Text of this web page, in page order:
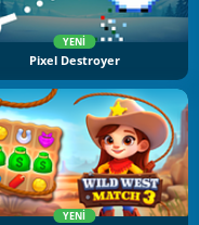
YENI
Pixel Destroyer
YENI